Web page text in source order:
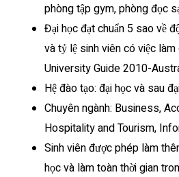
phòng tập gym, phòng đọc
Đại học đạt chuẩn 5 sao về
và tỷ lệ sinh viên có việc
University Guide 2010-
Hệ đào tạo: đại học và sau
Chuyên ngành: Business,
Hospitality and Tourism,
Sinh viên được phép làm
học và làm toàn thời gian